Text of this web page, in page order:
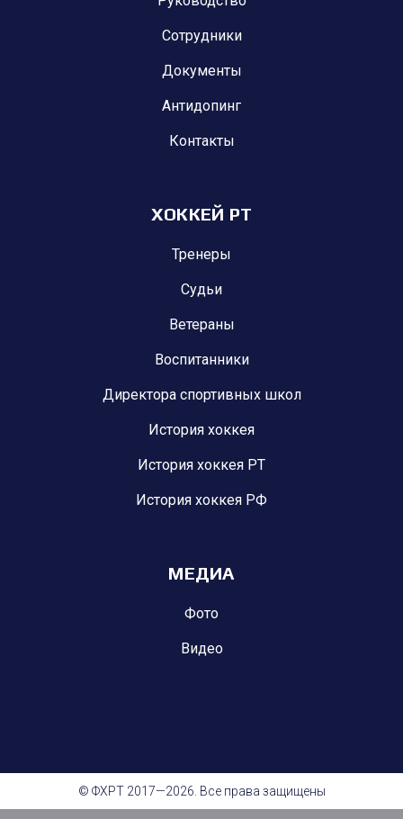
Сотрудники
Документы
Антидопинг
Контакты
ХОККЕЙ РТ
Тренеры
Судьи
Ветераны
Воспитанники
Директора спортивных школ
История хоккея
История хоккея РТ
История хоккея РФ
МЕДИА
Фото
Видео
© ФХРТ 2017—2026. Все права защищены